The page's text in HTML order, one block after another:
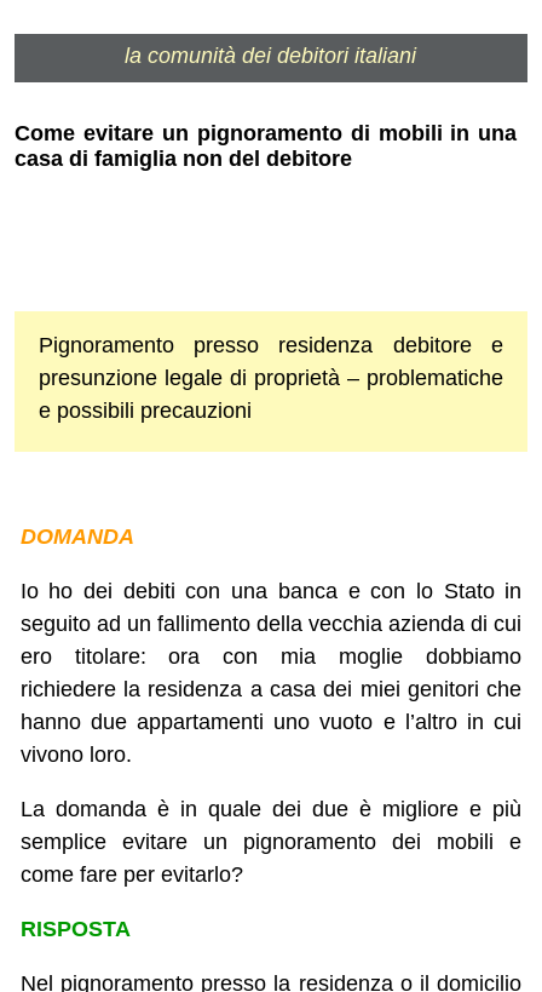
la comunità dei debitori italiani
Come evitare un pignoramento di mobili in una
casa di famiglia non del debitore
Pignoramento presso residenza debitore e
presunzione legale di proprietà – problematiche
e possibili precauzioni
DOMANDA
Io ho dei debiti con una banca e con lo Stato in
seguito ad un fallimento della vecchia azienda di cui
ero titolare: ora con mia moglie dobbiamo
richiedere la residenza a casa dei miei genitori che
hanno due appartamenti uno vuoto e l’altro in cui
vivono loro.
La domanda è in quale dei due è migliore e più
semplice evitare un pignoramento dei mobili e
come fare per evitarlo?
RISPOSTA
Nel pignoramento presso la residenza o il domicilio